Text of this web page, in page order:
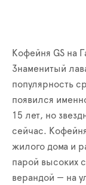
Кофейня GS на
Знаменитый
популярность
появился
15 лет, но
сейчас.
жилого дома и
парой высоких
верандой — на